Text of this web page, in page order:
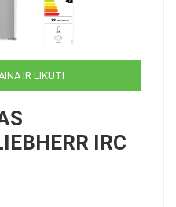
IR LIKUTI
IRC